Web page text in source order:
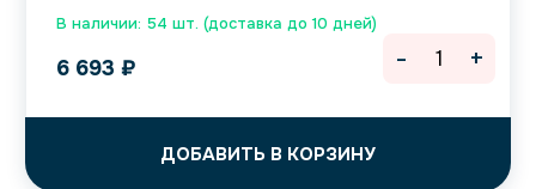
В наличии: 54 шт. (доставка до 10 дней)
6 693 ₽
ДОБАВИТЬ В КОРЗИНУ
- +